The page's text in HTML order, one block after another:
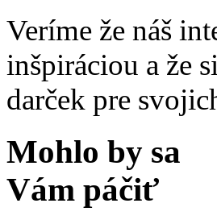
Veríme že náš
inšpiráciou a že
darček pre
Mohlo by sa
Vám páčiť